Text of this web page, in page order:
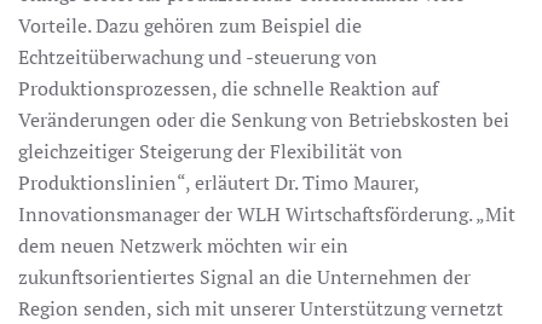
Vorteile. Dazu gehören zum Beispiel die
Echtzeitüberwachung und -steuerung von
Produktionsprozessen, die schnelle Reaktion auf
Veränderungen oder die Senkung von Betriebskosten bei
gleichzeitiger Steigerung der Flexibilität von
Produktionslinien“, erläutert Dr. Timo Maurer,
Innovationsmanager der WLH Wirtschaftsförderung. „Mit
dem neuen Netzwerk möchten wir ein
zukunftsorientiertes Signal an die Unternehmen der
Region senden, sich mit unserer Unterstützung vernetzt